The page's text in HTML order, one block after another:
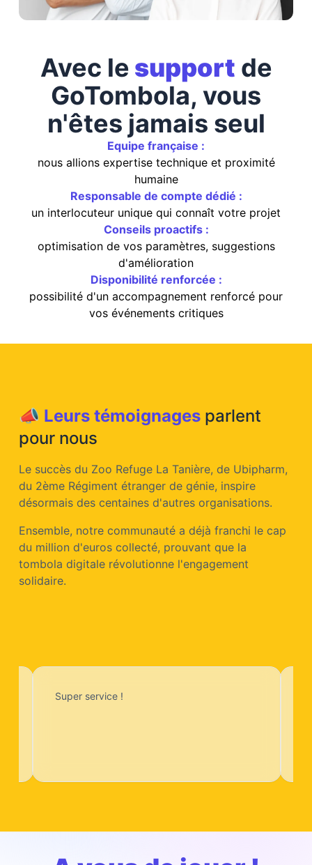
Avec le support de
GoTombola, vous
n'êtes jamais seul
Equipe française :
nous allions expertise technique et proximité
humaine
Responsable de compte dédié :
un interlocuteur unique qui connaît votre projet
Conseils proactifs :
optimisation de vos paramètres, suggestions
d'amélioration
Disponibilité renforcée :
possibilité d'un accompagnement renforcé pour
vos événements critiques
📣 Leurs témoignages parlent
pour nous
Le succès du Zoo Refuge La Tanière, de Ubipharm,
du 2ème Régiment étranger de génie, inspire
désormais des centaines d'autres organisations.
Ensemble, notre communauté a déjà franchi le cap
du million d'euros collecté, prouvant que la
tombola digitale révolutionne l'engagement
solidaire.
Super service !